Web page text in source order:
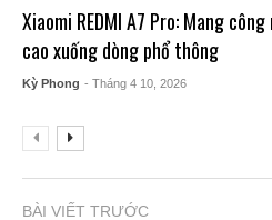
Xiaomi REDMI A7 Pro: Mang công
cao xuống dòng phổ thông
Kỳ Phong - Tháng 4 10, 2026
BÀI VIẾT TRƯỚC